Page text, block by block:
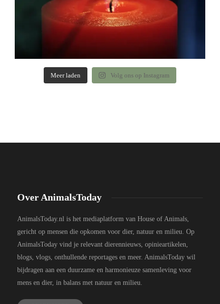
Meer laden Volg ons op Instagram
Over AnimalsToday
AnimalsToday.nl is het mediaplatform van House of Animals,
gericht op mensen die opkomen voor dier, natuur en milieu. Op
AnimalsToday vind je relevant dierennieuws, opinieartikelen,
blogs, vlogs, onthullende reportages en meer. AnimalsToday wil
bijdragen aan een duurzame en harmonieuze samenleving voor
mens en dier, in balans met natuur en milieu.